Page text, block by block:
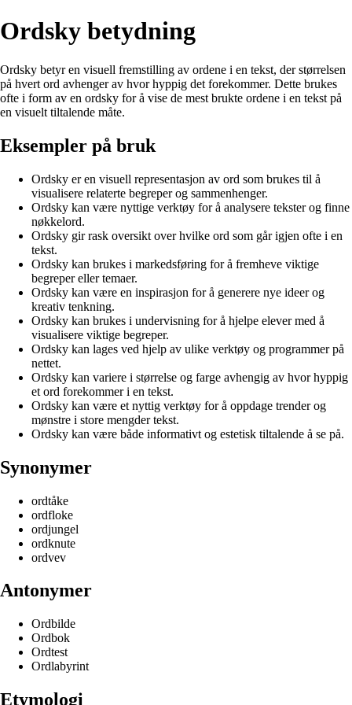
Ordsky betydning
Ordsky betyr en visuell fremstilling av ordene i en tekst, der størrelsen
på hvert ord avhenger av hvor hyppig det forekommer. Dette brukes
ofte i form av en ordsky for å vise de mest brukte ordene i en tekst på
en visuelt tiltalende måte.
Eksempler på bruk
Ordsky er en visuell representasjon av ord som brukes til å
visualisere relaterte begreper og sammenhenger.
Ordsky kan være nyttige verktøy for å analysere tekster og finne
nøkkelord.
Ordsky gir rask oversikt over hvilke ord som går igjen ofte i en
tekst.
Ordsky kan brukes i markedsføring for å fremheve viktige
begreper eller temaer.
Ordsky kan være en inspirasjon for å generere nye ideer og
kreativ tenkning.
Ordsky kan brukes i undervisning for å hjelpe elever med å
visualisere viktige begreper.
Ordsky kan lages ved hjelp av ulike verktøy og programmer på
nettet.
Ordsky kan variere i størrelse og farge avhengig av hvor hyppig
et ord forekommer i en tekst.
Ordsky kan være et nyttig verktøy for å oppdage trender og
mønstre i store mengder tekst.
Ordsky kan være både informativt og estetisk tiltalende å se på.
Synonymer
ordtåke
ordfloke
ordjungel
ordknute
ordvev
Antonymer
Ordbilde
Ordbok
Ordtest
Ordlabyrint
Etymologi